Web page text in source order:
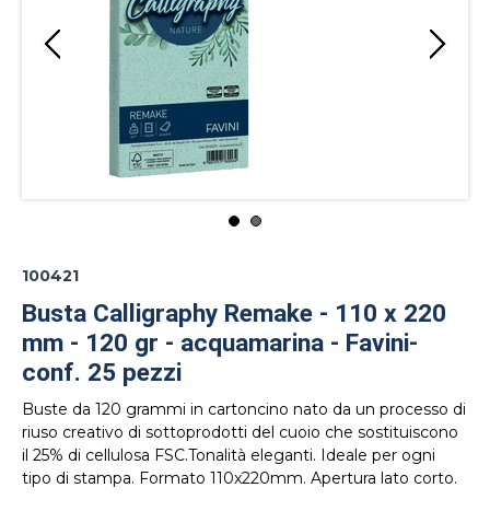
100421
Busta Calligraphy Remake - 110 x 220
mm - 120 gr - acquamarina - Favini-
conf. 25 pezzi
Buste da 120 grammi in cartoncino nato da un processo di
riuso creativo di sottoprodotti del cuoio che sostituiscono
il 25% di cellulosa FSC.Tonalità eleganti. Ideale per ogni
tipo di stampa. Formato 110x220mm. Apertura lato corto.